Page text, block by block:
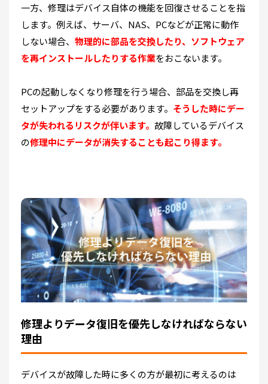
一方、修理はデバイス自体の機能を回復させることを指
します。例えば、サーバ、NAS、PCなどが正常に動作
しない場合、 物理的に部品を交換したり、ソフトウェア
を再インストールしたりする作業をおこないます。
PCの起動しなくなり修理を行う場合、部品を交換し再
セットアップをする必要があります。 そうした時にデー
タが失われるリスクが伴います。 故障しているデバイス
の修理中にデータが消失することも起こり得ます。
修理よりデータ復旧を優先しなければならない
理由
デバイスが故障した時に多くの方が最初に考えるのは